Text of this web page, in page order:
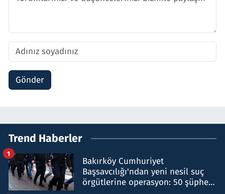
Gönder
Trend Haberler
Bakırköy Cumhuriyet
Başsavcılığı'ndan yeni nesil suç
örgütlerine operasyon: 50 şüpheli
1